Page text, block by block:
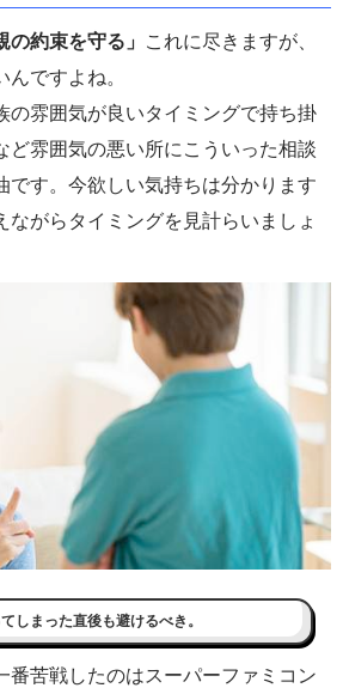
の約束を守る」 これに尽きますが、
ですよね。
の雰囲気が良いタイミングで持ち掛
ど雰囲気の悪い所にこういった相談
です。今欲しい気持ちは分かります
ながらタイミングを見計らいましょ
しまった直後も避けるべき。
番苦戦したのはスーパーファミコン